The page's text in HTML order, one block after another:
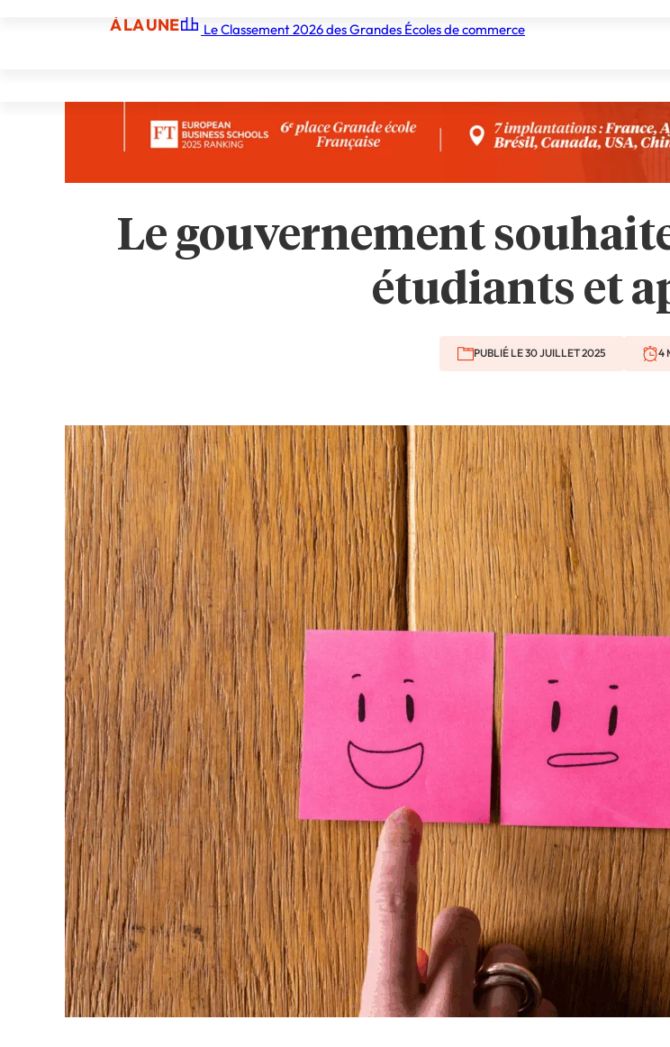
À LA UNE Le Classement 2026 des Grandes Écoles de commerce
Le gouvernement
étudiants et
PUBLIÉ LE 30 JUILLET 2025 4